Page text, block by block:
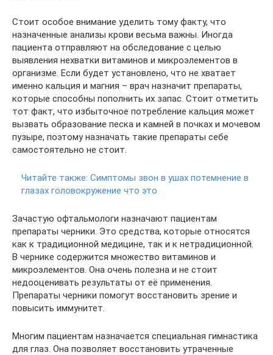
Стоит особое внимание уделить тому факту, что
назначенные анализы крови весьма важны. Иногда
пациента отправляют на обследование с целью
выявления нехватки витаминов и микроэлементов в
организме. Если будет установлено, что не хватает
именно кальция и магния – врач назначит препараты,
которые способны пополнить их запас. Стоит отметить
тот факт, что избыточное потребление кальция может
вызвать образование песка и камней в почках и мочевом
пузыре, поэтому назначать такие препараты себе
самостоятельно не стоит.
Читайте также: Симптомы звон в ушах потемнение в
глазах головокружение что это
Зачастую офтальмологи назначают пациентам
препараты черники. Это средства, которые относятся
как к традиционной медицине, так и к нетрадиционной.
В чернике содержится множество витаминов и
микроэлементов. Она очень полезна и не стоит
недооценивать результаты от её применения.
Препараты черники помогут восстановить зрение и
повысить иммунитет.
Многим пациентам назначается специальная гимнастика
для глаз. Она позволяет восстановить утраченные